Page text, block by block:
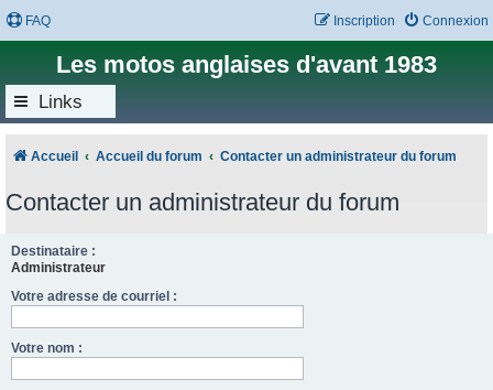
FAQ Connexion
Inscription
Les motos anglaises d'avant 1983
Links
Accueil Accueil du forum Contacter un administrateur du forum
Contacter un administrateur du forum
Destinataire :
Administrateur
Votre adresse de courriel :
Votre nom :